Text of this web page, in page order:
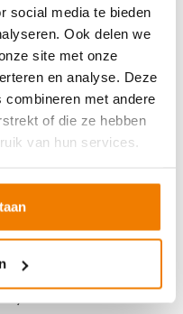
social media te bieden
Ook delen we
site met onze
en analyse. Deze
combineren met andere
of die ze hebben
van hun services.
Prijs
v.a. €250,-
v.a. €250,-
v.a. €250,-
v.a. €250,-